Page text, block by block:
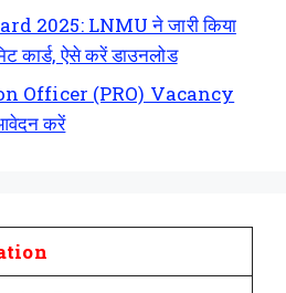
2025: LNMU ने जारी किया
कार्ड, ऐसे करें डाउनलोड
Officer (PRO) Vacancy
करें